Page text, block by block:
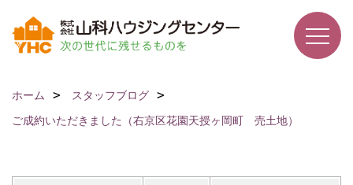
ホーム
スタッフブログ
ご成約いただきました（右京区花園天授ヶ岡町 売土地）